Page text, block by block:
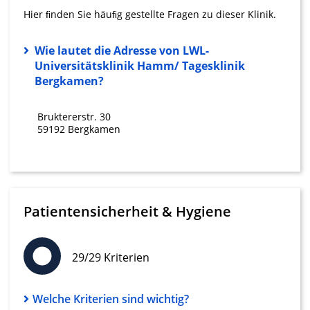
Hier ﬁnden Sie häuﬁg gestellte Fragen zu dieser Klinik.
Wie lautet die Adresse von LWL-
Universitätsklinik Hamm/ Tagesklinik
Bergkamen?
Bruktererstr. 30
59192 Bergkamen
Patientensicherheit & Hygiene
29/29 Kriterien
Welche Kriterien sind wichtig?
Erstellung von Profilen für personalisierte
Verwendung von Profilen zur Auswahl
personalisierter Werbung
von Inhalten
Messung der Performance von Inhalten
Analyse von Zielgruppen durch Statistiken
oder Kombinationen von Daten aus
verschiedenen Quellen
Entwicklung und Verbesserung der
Angebote